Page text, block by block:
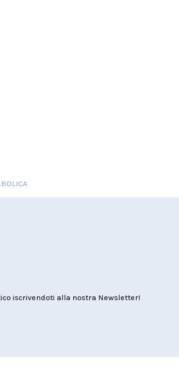
iscrivendoti alla nostra Newsletter!